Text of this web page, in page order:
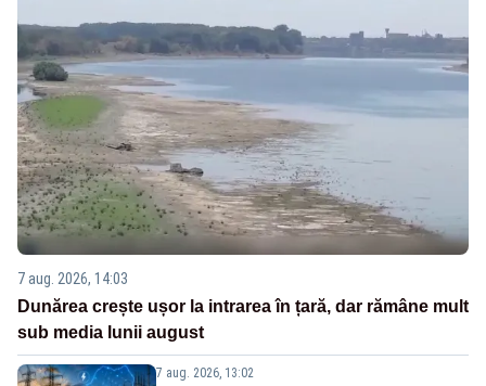
7 aug. 2026, 14:03
Dunărea crește ușor la intrarea în țară, dar rămâne mult
sub media lunii august
7 aug. 2026, 13:02